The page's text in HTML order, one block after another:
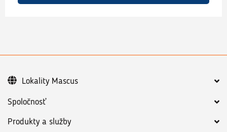
Spoločnosť
Produkty a služby
Lokality Mascus